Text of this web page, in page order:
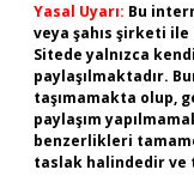
Yasal Uyarı: Bu
veya şahıs şirketi
Sitede yalnızca
paylaşılmaktadır.
taşımamakta olup,
paylaşım
benzerlikleri
taslak halindedir ve